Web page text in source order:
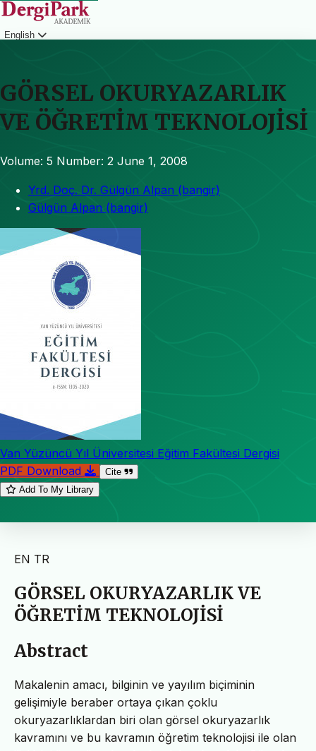
English
GÖRSEL OKURYAZARLIK
VE ÖĞRETİM TEKNOLOJİSİ
Volume: 5 Number: 2 June 1, 2008
Yrd. Doç. Dr. Gülgün Alpan (bangir)
Gülgün Alpan (bangir)
Van Yüzüncü Yıl Üniversitesi Eğitim Fakültesi Dergisi
PDF Download
Cite
Add To My Library
EN TR
GÖRSEL OKURYAZARLIK VE
ÖĞRETİM TEKNOLOJİSİ
Abstract
Makalenin amacı, bilginin ve yayılım biçiminin
gelişimiyle beraber ortaya çıkan çoklu
okuryazarlıklardan biri olan görsel okuryazarlık
kavramını ve bu kavramın öğretim teknolojisi ile olan